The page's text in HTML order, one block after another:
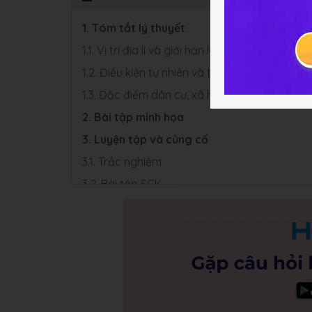
1. Tóm tắt lý thuyết
1.1. Vị trí địa lí và giới hạn lãnh thổ
1.2. Điều kiện tự nhiên và tài nguyên thiên
1.3. Đặc điểm dân cư, xã hội
2. Bài tập minh họa
3. Luyện tập và củng cố
3.1. Trắc nghiệm
3.2. Bài tập SGK